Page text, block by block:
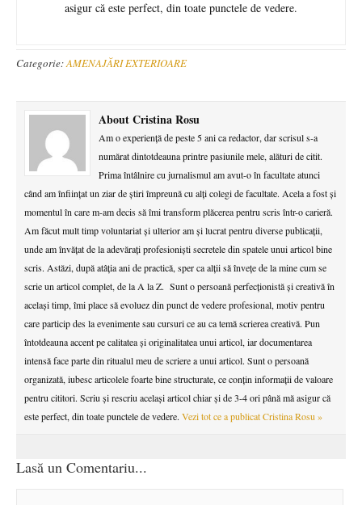
asigur că este perfect, din toate punctele de vedere.
Categorie:AMENAJĂRI EXTERIOARE
About Cristina Rosu
Am o experiență de peste 5 ani ca redactor, dar scrisul s-a
numărat dintotdeauna printre pasiunile mele, alături de citit.
Prima întâlnire cu jurnalismul am avut-o în facultate atunci
când am înființat un ziar de știri împreună cu alți colegi de facultate. Acela a fost și
momentul în care m-am decis să îmi transform plăcerea pentru scris într-o carieră.
Am făcut mult timp voluntariat și ulterior am și lucrat pentru diverse publicații,
unde am învățat de la adevărați profesioniști secretele din spatele unui articol bine
scris. Astăzi, după atâția ani de practică, sper ca alții să învețe de la mine cum se
scrie un articol complet, de la A la Z. Sunt o persoană perfecționistă și creativă în
același timp, îmi place să evoluez din punct de vedere profesional, motiv pentru
care particip des la evenimente sau cursuri ce au ca temă scrierea creativă. Pun
întotdeauna accent pe calitatea și originalitatea unui articol, iar documentarea
intensă face parte din ritualul meu de scriere a unui articol. Sunt o persoană
organizată, iubesc articolele foarte bine structurate, ce conțin informații de valoare
pentru cititori. Scriu și rescriu același articol chiar și de 3-4 ori până mă asigur că
este perfect, din toate punctele de vedere. Vezi tot ce a publicatCristina Rosu»
Lasă un Comentariu...